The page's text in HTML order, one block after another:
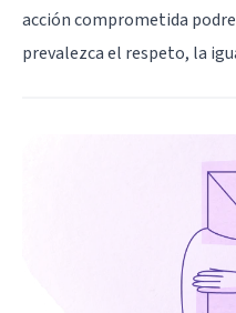
acción comprometida
prevalezca el respeto, la